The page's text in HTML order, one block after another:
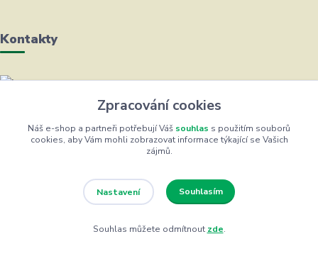
Kontakty
Helena Bayerová
+420 604 711 491
(Po-Čt, 8-16 hod.)
Eshop ŽUFRIK.cz © Copyright 2012 - 2026
Zpracování cookies
Náš e-shop a partneři potřebují Váš souhlas s použitím souborů
cookies, aby Vám mohli zobrazovat informace týkající se Vašich
zájmů.
Nastavení Souhlasím
Souhlas můžete odmítnout zde.